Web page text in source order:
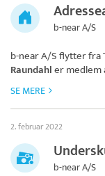
b-near A/S
b-near A/Sflytter fra
Raundahler
SE MERE
2. februar 2022
b-near A/S